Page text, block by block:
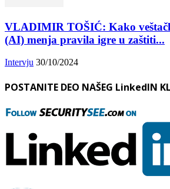
VLADIMIR TOŠIĆ: Kako
(AI) menja pravila igre u zaštiti...
Intervju 30/10/2024
POSTANITE DEO NAŠEG LinkedIN